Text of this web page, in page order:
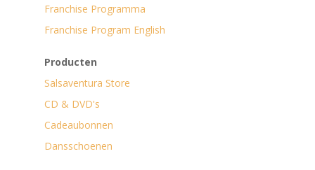
Franchise Programma
Franchise Program English
Producten
Salsaventura Store
CD & DVD's
Cadeaubonnen
Dansschoenen